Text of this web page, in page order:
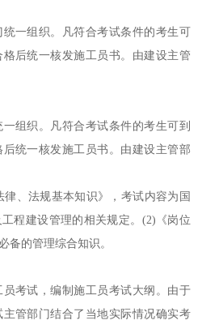
一组织。凡符合考试条件的考生可
后统一核发施工员书。由建设主管
组织。凡符合考试条件的考生可到
统一核发施工员书。由建设主管部
、法规基本知识》，考试内容为国
程建设管理的相关规定。(2)《岗位
备的管理综合知识。
考试，编制施工员考试大纲。由于
管部门结合了当地实际情况确实考